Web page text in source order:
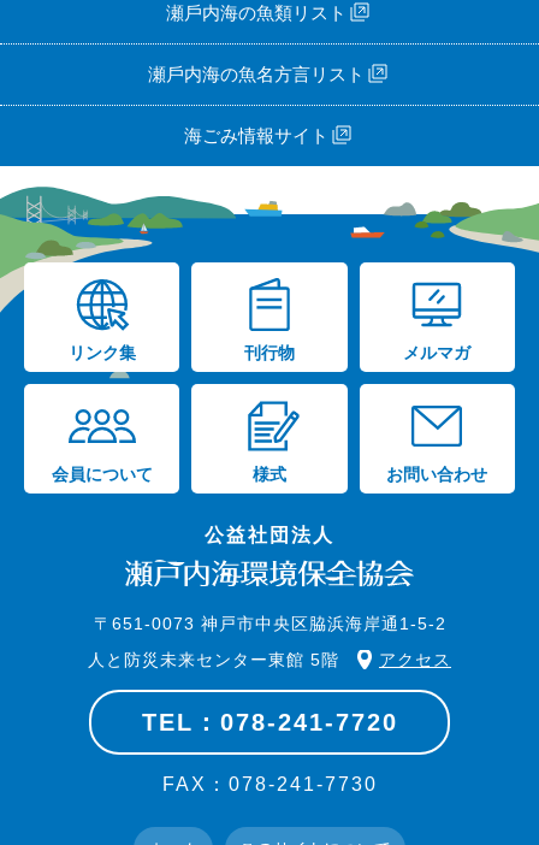
瀬⼾内海の⿂類リスト
瀬⼾内海の⿂名⽅⾔リスト
海ごみ情報サイト
リンク集 刊行物 メルマガ
会員について 様式 お問い合わせ
公益社団法人
〒651-0073 神戸市中央区脇浜海岸通1-5-2
人と防災未来センター東館 5階
アクセス
TEL：078-241-7720
FAX：078-241-7730